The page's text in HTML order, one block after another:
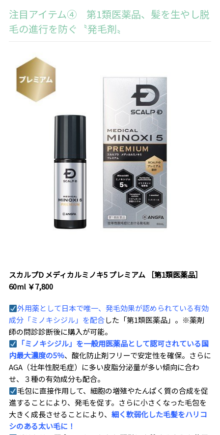
注目アイテム④ 第1類医薬品、髪を生やし脱
毛の進行を防ぐ〝発毛剤〟
スカルプD メディカルミノキ5 プレミアム ［第1類医薬品］
60ml ￥7,800
外用薬として日本で唯一、発毛効果が認められている有効
成分「ミノキシジル」を配合した「第1類医薬品」。※薬剤
師の問診診断後に購入が可能。
「ミノキシジル」を一般用医薬品として認可されている国
内最大濃度の5％、酸化防止剤フリーで安定性を確保。さらに
AGA（壮年性脱毛症）に多い皮脂分泌量が多い傾向に合わ
せ、３種の有効成分も配合。
毛包に直接作用して、細胞の増殖やたんぱく質の合成を促
進することにより、発毛を促す。さらに小さくなった毛包を
大きく成長させることにより、 細く軟弱化した毛髪をハリコ
シのある太い毛に！